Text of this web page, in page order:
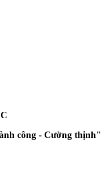
công - Cường thịnh"